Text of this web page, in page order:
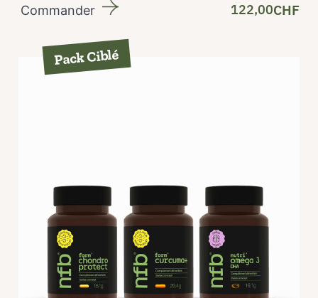
Commander 122,00CHF
Pack Ciblé